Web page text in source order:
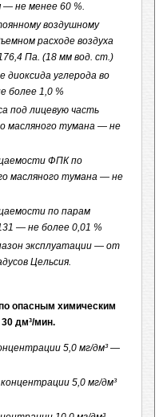
не менее 60 %.
воздушному
расходе воздуха
Па. (18 мм вод. ст.)
углерода во
более 1,0 %
под лицевую часть
масляного тумана — не
ФПК по
масляного тумана — не
по парам
— не более 0,01 %
эксплуатации — от
Цельсия.
опасным химическим
дм³/мин.
5,0 мг/дм³ —
5,0 мг/дм³